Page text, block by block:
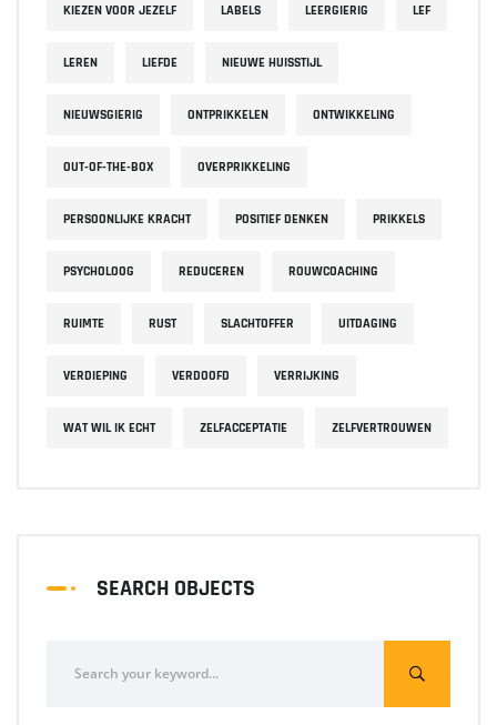
KIEZEN VOOR JEZELF LABELS LEERGIERIG LEF
LEREN LIEFDE NIEUWE HUISSTIJL
NIEUWSGIERIG ONTPRIKKELEN ONTWIKKELING
OUT-OF-THE-BOX OVERPRIKKELING
PERSOONLIJKE KRACHT POSITIEF DENKEN PRIKKELS
PSYCHOLOOG REDUCEREN ROUWCOACHING
RUIMTE RUST SLACHTOFFER UITDAGING
VERDIEPING VERDOOFD VERRIJKING
WAT WIL IK ECHT ZELFACCEPTATIE ZELFVERTROUWEN
SEARCH OBJECTS